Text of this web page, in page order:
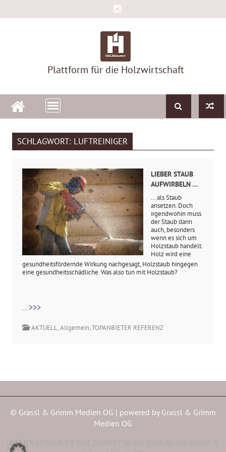
to
Plattform für die Holzwirtschaft
SCHLAGWORT: LUFTREINIGER
LIEBER STAUB
AUFWIRBELN …
… als Staub
ansetzen. Doch
irgendwohin muss
der Staub dann
auch, besonders
wenn es sich um
Holzstaub handelt.
Holz wird eine
gesundheitsfördernde Wirkung nachgesagt, Holzstaub hingegen
eine gesundheitsschädliche. Was also tun mit Holzstaub?
... >>>
AKTUELL,Allgemein,TOPANBIETER REFERENZ
© Grassl & Grimm Medien OG | powered by Grassl & Grimm
Medien OG
INTERNATIONALER HOLZMARKT ist ein Produkt von Grassl &